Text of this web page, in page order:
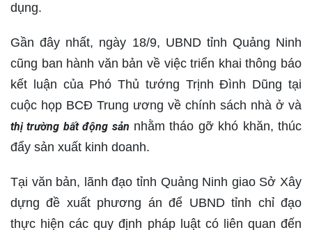
dụng.
Gần đây nhất, ngày 18/9, UBND tỉnh Quảng Ninh
cũng ban hành văn bản về việc triển khai thông báo
kết luận của Phó Thủ tướng Trịnh Đình Dũng tại
cuộc họp BCĐ Trung ương về chính sách nhà ở và
thị trường bất động sản nhằm tháo gỡ khó khăn, thúc
đẩy sản xuất kinh doanh.
Tại văn bản, lãnh đạo tỉnh Quảng Ninh giao Sở Xây
dựng đề xuất phương án để UBND tỉnh chỉ đạo
thực hiện các quy định pháp luật có liên quan đến